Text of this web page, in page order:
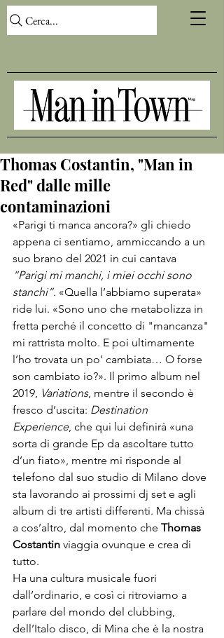
Cerca...
Thomas Costantin, "Man in
Red" dalle mille
contaminazioni
«Parigi ti manca ancora?» gli chiedo
appena ci sentiamo, ammiccando a un
suo brano del 2021 in cui cantava
“Parigi mi manchi, i miei occhi sono
stanchi”. «Quella l’abbiamo superata»
ride lui. «Sono uno che metabolizza in
fretta perché il concetto di "mancanza"
mi rattrista molto. E poi ultimamente
l’ho trovata un po’ cambiata… O forse
son cambiato io?». Il primo album nel
2019, Variations, mentre il secondo è
fresco d’uscita: Destination
Experience, che qui lui definirà «una
sorta di grande Ep da ascoltare tutto
d’un fiato», mentre mi risponde al
telefono dal suo studio di Milano dove
sta lavorando ai prossimi dj set e agli
album di tre artisti differenti. Ma chissà
a cos’altro, dal momento che Thomas
Costantin viaggia ovunque e crea di
tutto.
Ha una cultura musicale fuori
dall’ordinario, e così ci ritroviamo a
parlare del mondo del clubbing,
dell’Italo disco, di Mina che è la nostra